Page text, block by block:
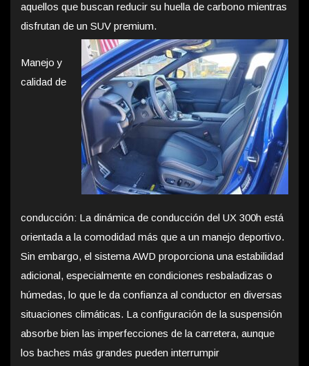
aquellos que buscan reducir su huella de carbono mientras
disfrutan de un SUV premium.
Manejo y
calidad de
conducción: La dinámica de conducción del UX 300h está
orientada a la comodidad más que a un manejo deportivo.
Sin embargo, el sistema AWD proporciona una estabilidad
adicional, especialmente en condiciones resbaladizas o
húmedas, lo que le da confianza al conductor en diversas
situaciones climáticas. La configuración de la suspensión
absorbe bien las imperfecciones de la carretera, aunque
los baches más grandes pueden interrumpir